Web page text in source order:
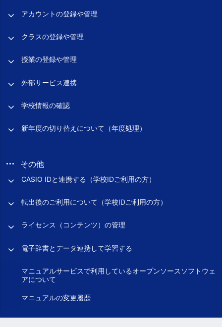
アカウントの登録や管理
クラスの登録や管理
授業の登録や管理
外部サービス連携
学校情報の確認
新年度の切り替えについて（年度処理）
その他
CASIO IDと連携する（学校IDご利用の方）
転出後のご利用について（学校IDご利用の方）
ライセンス（コンテンツ）の管理
電子辞書とデータ連携して学習する
マニュアルサービスで利用しているオープンソースソフトウェ
アについて
マニュアルの変更履歴